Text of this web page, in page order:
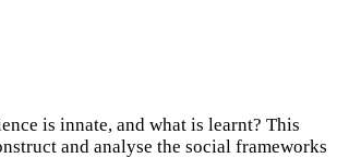
is innate, and what is learnt? This
and analyse the social frameworks